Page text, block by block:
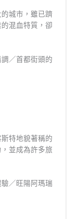
城市，雖已躋
混血特質，卻
／首都街頭的
特地貌著稱的
並成為許多旅
／旺陽阿瑪瑞